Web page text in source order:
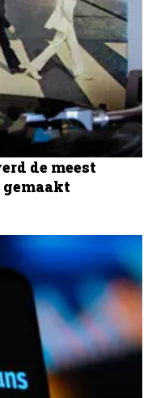
de meest